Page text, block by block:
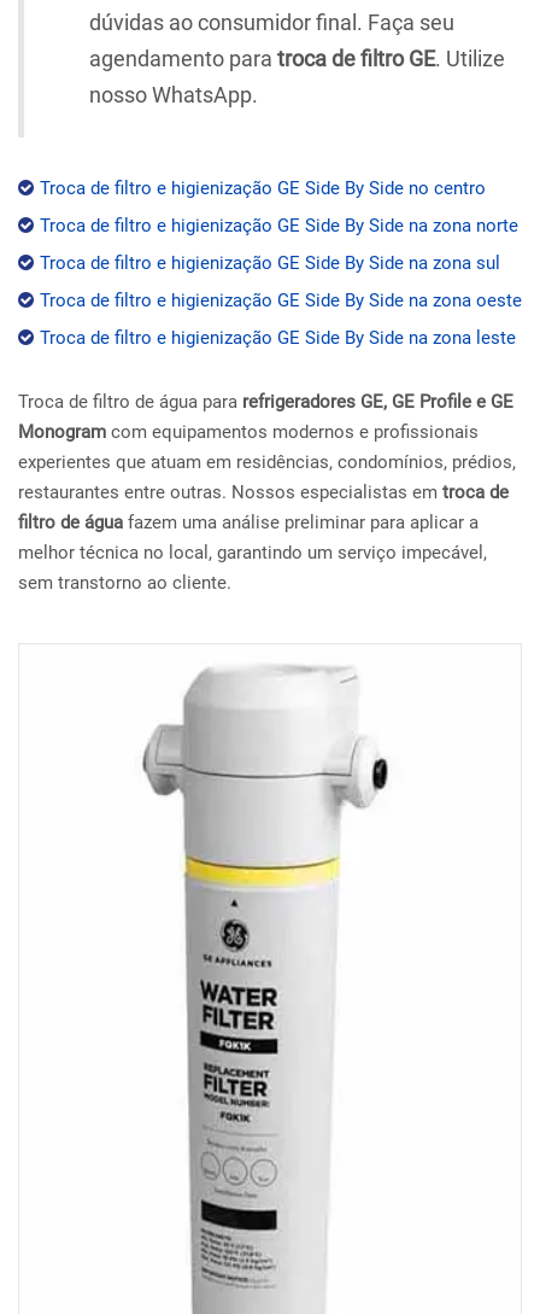
dúvidas ao consumidor final. Faça seu
agendamento para troca de filtro GE. Utilize
nosso WhatsApp.
Troca de filtro e higienização GE Side By Side no centro
Troca de filtro e higienização GE Side By Side na zona norte
Troca de filtro e higienização GE Side By Side na zona sul
Troca de filtro e higienização GE Side By Side na zona oeste
Troca de filtro e higienização GE Side By Side na zona leste
Troca de filtro de água para refrigeradores GE, GE Profile e GE
Monogram com equipamentos modernos e profissionais
experientes que atuam em residências, condomínios, prédios,
restaurantes entre outras. Nossos especialistas em troca de
filtro de água fazem uma análise preliminar para aplicar a
melhor técnica no local, garantindo um serviço impecável,
sem transtorno ao cliente.